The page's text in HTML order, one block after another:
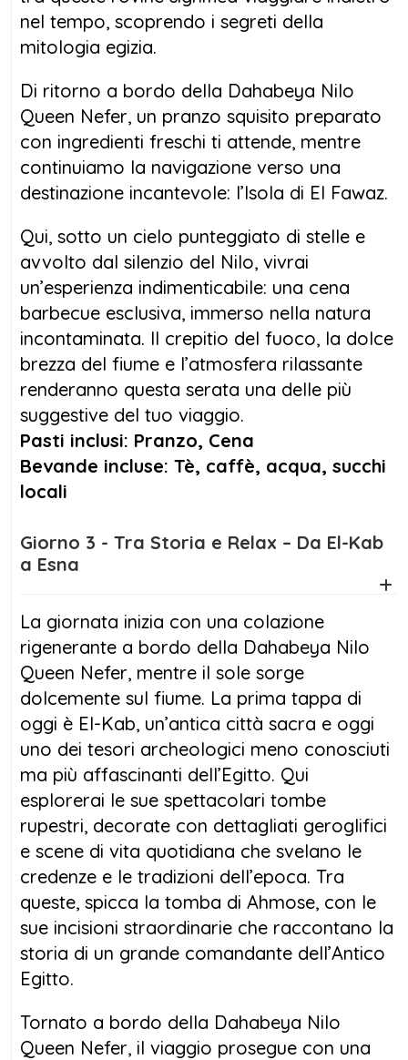
nel tempo, scoprendo i segreti della
mitologia egizia.
Di ritorno a bordo della Dahabeya Nilo
Queen Nefer, un pranzo squisito preparato
con ingredienti freschi ti attende, mentre
continuiamo la navigazione verso una
destinazione incantevole: l’Isola di El Fawaz.
Qui, sotto un cielo punteggiato di stelle e
avvolto dal silenzio del Nilo, vivrai
un’esperienza indimenticabile: una cena
barbecue esclusiva, immerso nella natura
incontaminata. Il crepitio del fuoco, la dolce
brezza del fiume e l’atmosfera rilassante
renderanno questa serata una delle più
suggestive del tuo viaggio.
Pasti inclusi: Pranzo, Cena
Bevande incluse: Tè, caffè, acqua, succhi
locali
Giorno 3 - Tra Storia e Relax – Da El-Kab
a Esna
La giornata inizia con una colazione
rigenerante a bordo della Dahabeya Nilo
Queen Nefer, mentre il sole sorge
dolcemente sul fiume. La prima tappa di
oggi è El-Kab, un’antica città sacra e oggi
uno dei tesori archeologici meno conosciuti
ma più affascinanti dell’Egitto. Qui
esplorerai le sue spettacolari tombe
rupestri, decorate con dettagliati geroglifici
e scene di vita quotidiana che svelano le
credenze e le tradizioni dell’epoca. Tra
queste, spicca la tomba di Ahmose, con le
sue incisioni straordinarie che raccontano la
storia di un grande comandante dell’Antico
Egitto.
Tornato a bordo della Dahabeya Nilo
Queen Nefer, il viaggio prosegue con una